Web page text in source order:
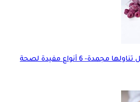
الفواكه التي يفضل تناولها مجمدة- 6 أنواع مفيدة لصحة